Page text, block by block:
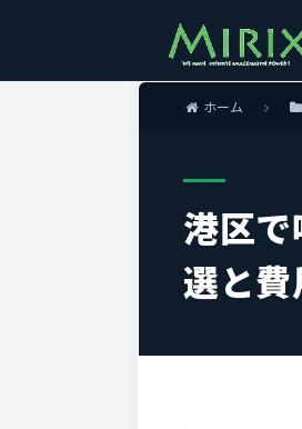
ホーム
港区
選と